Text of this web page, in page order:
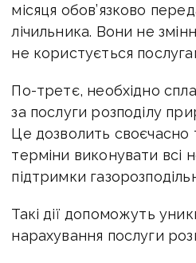
місяця обов’язково
лічильника. Вони не
не користується
По-третє, необхідно
за послуги розподілу
Це дозволить своєчасно
терміни виконувати всі
підтримки
Такі дії допоможуть
нарахування послуги